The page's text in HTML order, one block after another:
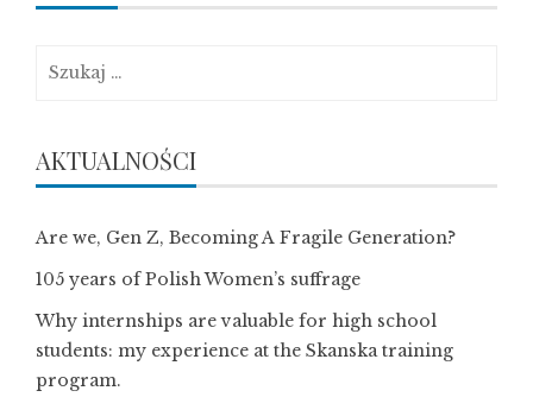
AKTUALNOŚCI
Are we, Gen Z, Becoming A Fragile Generation?
105 years of Polish Women’s suffrage
Why internships are valuable for high school
students: my experience at the Skanska training
program.